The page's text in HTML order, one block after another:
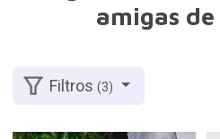
amigas de
Filtros(3)